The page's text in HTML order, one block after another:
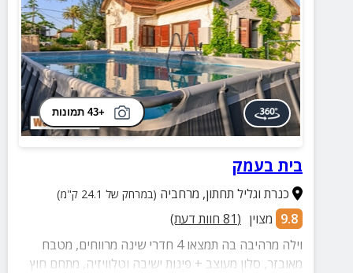
+43 תמונות
בית בעמק
כנרת וגליל תחתון, מרחביה (במרחק של 24.1 ק"מ)
9.8 מצוין (
81 חוות דעת)
וילה מרהיבה בה תמצאו 4 חדרי שינה מרווחים, מטבח
מאובזר, סלון מעוצב + פינות ישיבה וטלוויזיה, מתחם חוץ